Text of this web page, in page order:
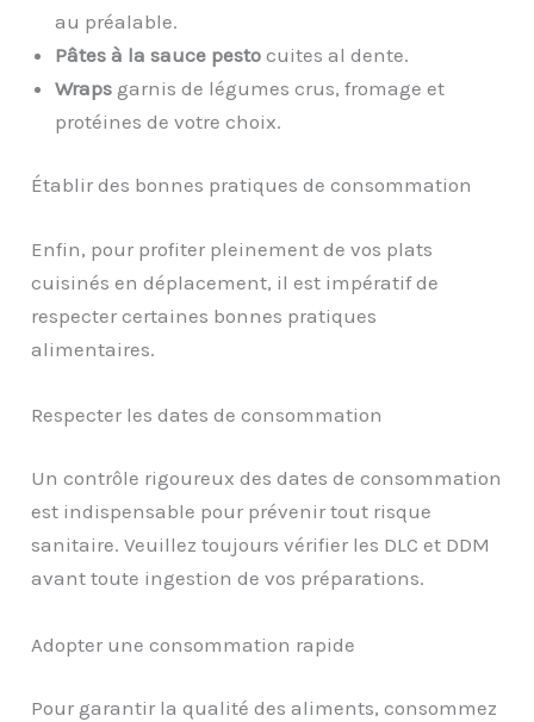
au préalable.
Pâtes à la sauce pesto cuites al dente.
Wraps garnis de légumes crus, fromage et
protéines de votre choix.
Établir des bonnes pratiques de consommation
Enfin, pour profiter pleinement de vos plats
cuisinés en déplacement, il est impératif de
respecter certaines bonnes pratiques
alimentaires.
Respecter les dates de consommation
Un contrôle rigoureux des dates de consommation
est indispensable pour prévenir tout risque
sanitaire. Veuillez toujours vérifier les DLC et DDM
avant toute ingestion de vos préparations.
Adopter une consommation rapide
Pour garantir la qualité des aliments, consommez